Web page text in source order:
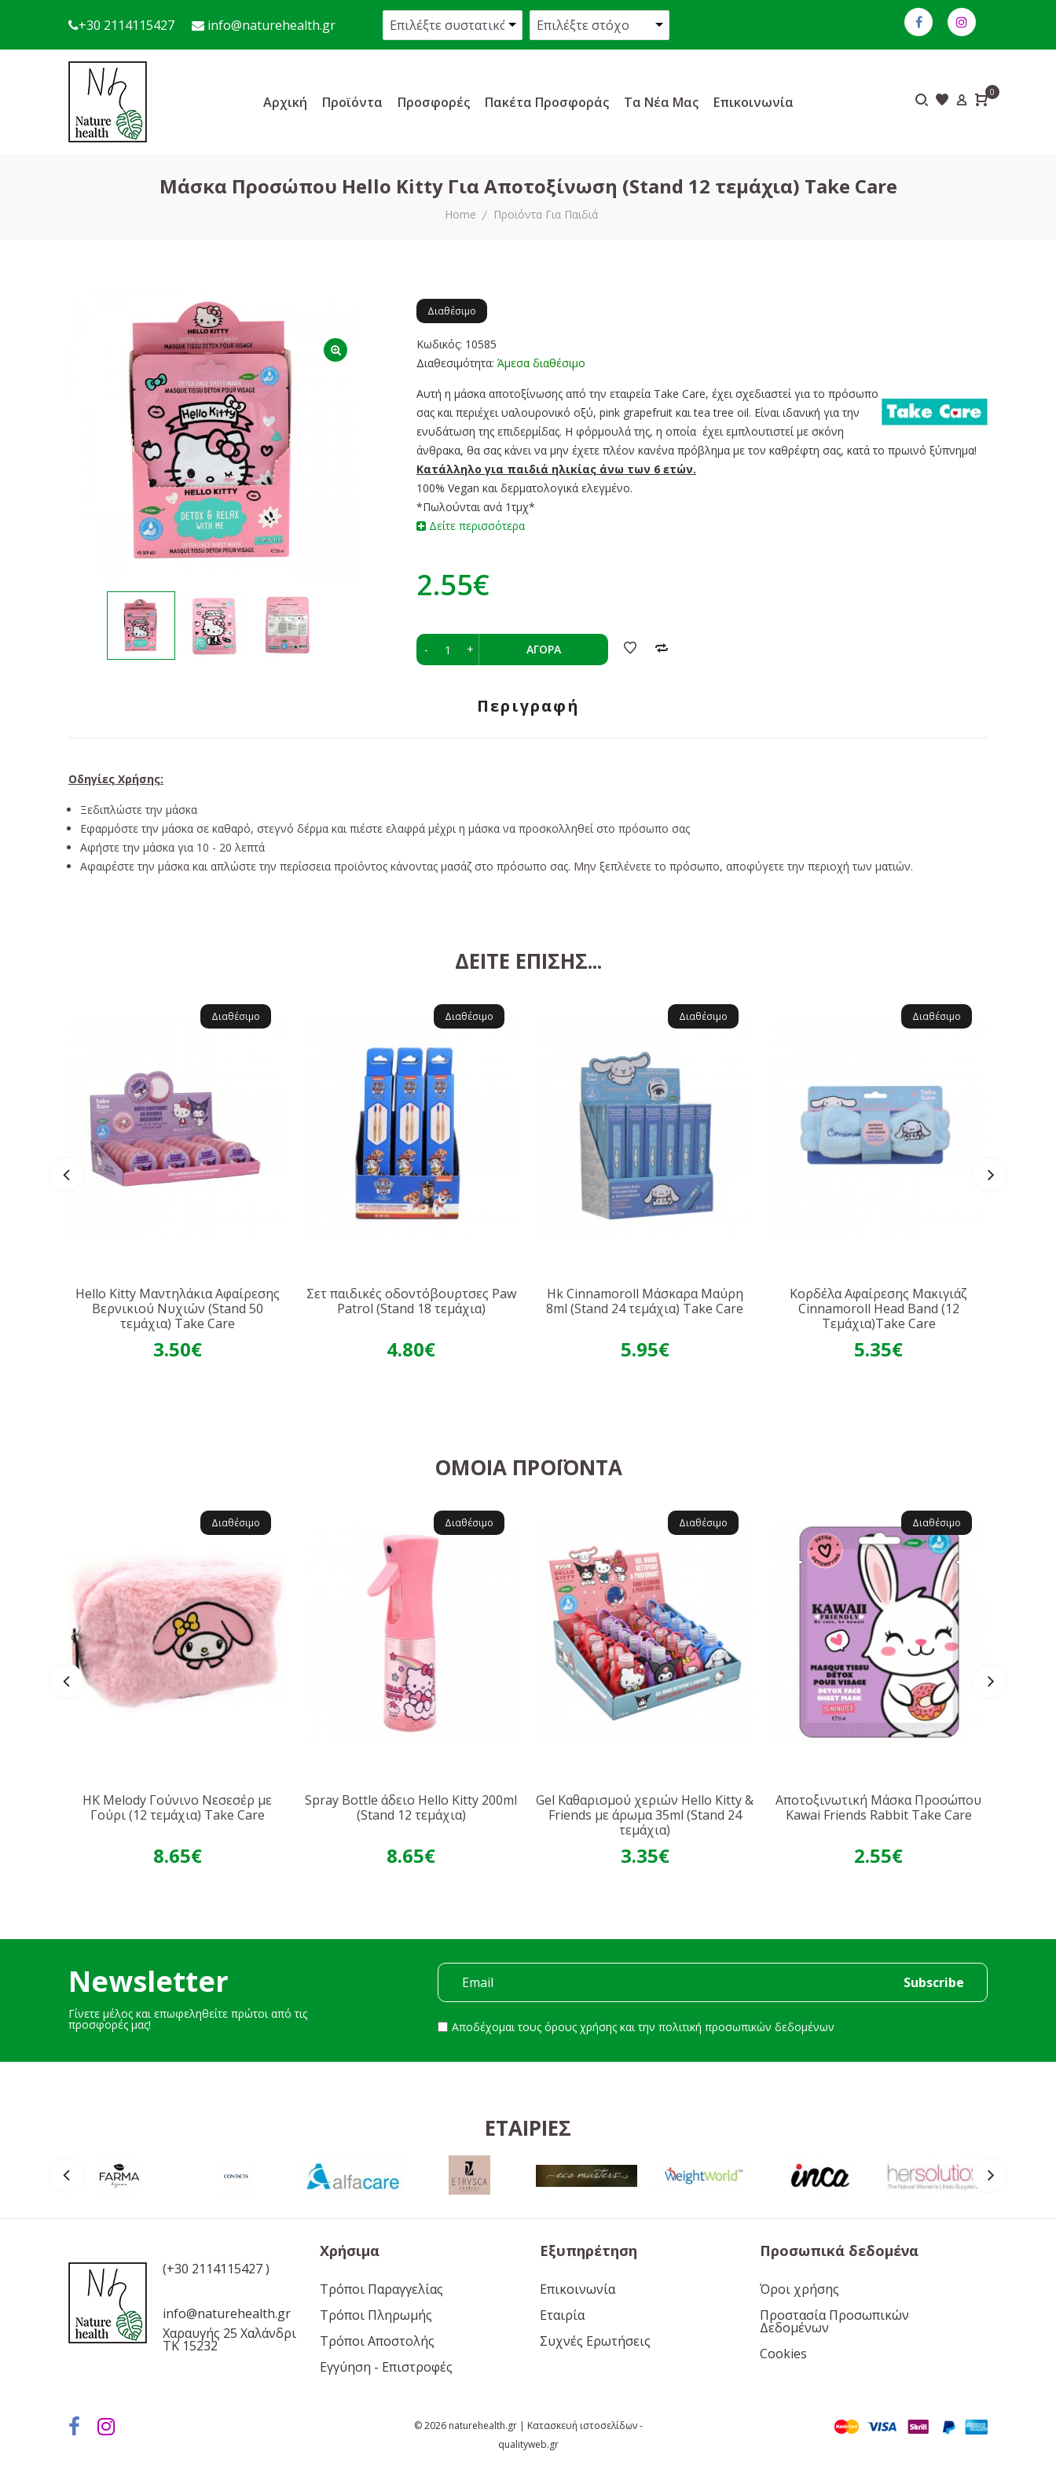
+30 2114115427 info@naturehealth.gr
Αρχική Προϊόντα Προσφορές Πακέτα Προσφοράς Τα Νέα Μας Επικοινωνία
0
Μάσκα Προσώπου Hello Kitty Για Αποτοξίνωση (Stand 12 τεμάχια) Take Care
Home Προϊόντα Για Παιδιά
Διαθέσιμο
Κωδικός: 10585
Διαθεσιμότητα: Άμεσα διαθέσιμο
Αυτή η μάσκα αποτοξίνωσης από την εταιρεία Take Care, έχει σχεδιαστεί για το πρόσωπο
σας και περιέχει υαλουρονικό οξύ, pink grapefruit και tea tree oil. Είναι ιδανική για την
ενυδάτωση της επιδερμίδας. Η φόρμουλά της, η οποία έχει εμπλουτιστεί με σκόνη
άνθρακα, θα σας κάνει να μην έχετε πλέον κανένα πρόβλημα με τον καθρέφτη σας, κατά το πρωινό ξύπνημα!
Κατάλληλο για παιδιά ηλικίας άνω των 6 ετών.
100% Vegan και δερματολογικά ελεγμένο.
*Πωλούνται ανά 1τμχ*
Δείτε περισσότερα
2.55€
- + ΑΓΟΡΆ
Περιγραφή
Οδηγίες Χρήσης:
Ξεδιπλώστε την μάσκα
Εφαρμόστε την μάσκα σε καθαρό, στεγνό δέρμα και πιέστε ελαφρά μέχρι η μάσκα να προσκολληθεί στο πρόσωπο σας
Αφήστε την μάσκα για 10 - 20 λεπτά
Αφαιρέστε την μάσκα και απλώστε την περίσσεια προϊόντος κάνοντας μασάζ στο πρόσωπο σας. Μην ξεπλένετε το πρόσωπο, αποφύγετε την περιοχή των ματιών.
ΔΕΊΤΕ ΕΠΊΣΗΣ...
Διαθέσιμο
Hello Kitty Μαντηλάκια Αφαίρεσης
Βερνικιού Νυχιών (Stand 50
τεμάχια) Take Care
3.50€
Διαθέσιμο
Σετ παιδικές οδοντόβουρτσες Paw
Patrol (Stand 18 τεμάχια)
4.80€
Διαθέσιμο
Hk Cinnamoroll Μάσκαρα Μαύρη
8ml (Stand 24 τεμάχια) Take Care
5.95€
Διαθέσιμο
Κορδέλα Αφαίρεσης Μακιγιάζ
Cinnamoroll Head Band (12
Τεμάχια)Take Care
5.35€
ΌΜΟΙΑ ΠΡΟΪΌΝΤΑ
Διαθέσιμο
HK Melody Γούνινο Νεσεσέρ με
Γούρι (12 τεμάχια) Take Care
8.65€
Διαθέσιμο
Spray Bottle άδειο Hello Kitty 200ml
(Stand 12 τεμάχια)
8.65€
Διαθέσιμο
Gel Καθαρισμού χεριών Hello Kitty &
Friends με άρωμα 35ml (Stand 24
τεμάχια)
3.35€
Διαθέσιμο
Αποτοξινωτική Μάσκα Προσώπου
Kawai Friends Rabbit Take Care
2.55€
Newsletter
Γίνετε μέλος και επωφεληθείτε πρώτοι από τις
προσφορές μας! Αποδέχομαι τους όρους χρήσης και την πολιτική προσωπικών δεδομένων
ΕΤΑΙΡΊΕΣ
(+30 2114115427 )
info@naturehealth.gr
Χαραυγής 25 Χαλάνδρι
ΤΚ 15232
Χρήσιμα
Τρόποι Παραγγελίας
Τρόποι Πληρωμής
Τρόποι Αποστολής
Εγγύηση - Επιστροφές
Εξυπηρέτηση
Επικοινωνία
Εταιρία
Συχνές Ερωτήσεις
Προσωπικά δεδομένα
Όροι χρήσης
Προστασία Προσωπικών
Δεδομένων
Cookies
© 2026 naturehealth.gr | Κατασκευή ιστοσελίδων -
qualityweb.gr